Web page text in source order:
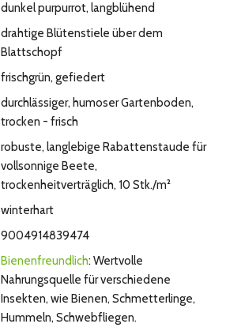
dunkel purpurrot, langblühend
drahtige Blütenstiele über dem
Blattschopf
frischgrün, gefiedert
durchlässiger, humoser Gartenboden,
trocken - frisch
robuste, langlebige Rabattenstaude für
vollsonnige Beete,
trockenheitverträglich, 10 Stk./m²
winterhart
9004914839474
Bienenfreundlich: Wertvolle
Nahrungsquelle für verschiedene
Insekten, wie Bienen, Schmetterlinge,
Hummeln, Schwebfliegen.